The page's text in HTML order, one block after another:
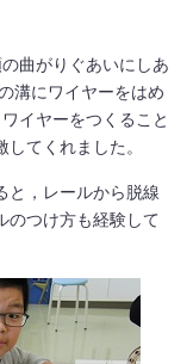
曲がりぐあいにしあ
溝にワイヤーをはめ
イヤーをつくること
てくれました。
と，レールから脱線
のつけ方も経験して